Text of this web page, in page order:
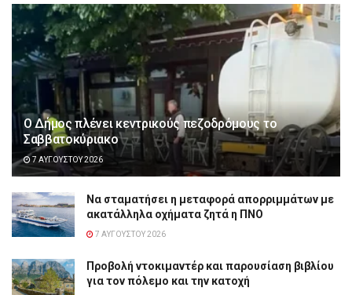
Ο Δήμος πλένει κεντρικούς πεζοδρόμους το
Σαββατοκύριακο
7 ΑΥΓΟΎΣΤΟΥ 2026
Να σταματήσει η μεταφορά απορριμμάτων με
ακατάλληλα οχήματα ζητά η ΠΝΟ
7 ΑΥΓΟΎΣΤΟΥ 2026
Προβολή ντοκιμαντέρ και παρουσίαση βιβλίου
για τον πόλεμο και την κατοχή